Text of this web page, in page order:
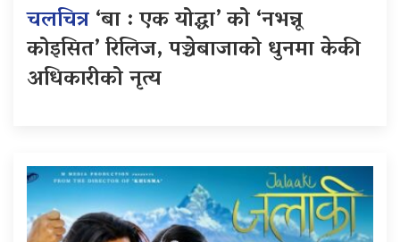
चलचित्र‘बा : एक योद्धा’ को ‘नभन्नू
कोइसित’ रिलिज, पञ्चेबाजाको धुनमा केकी
अधिकारीको नृत्य